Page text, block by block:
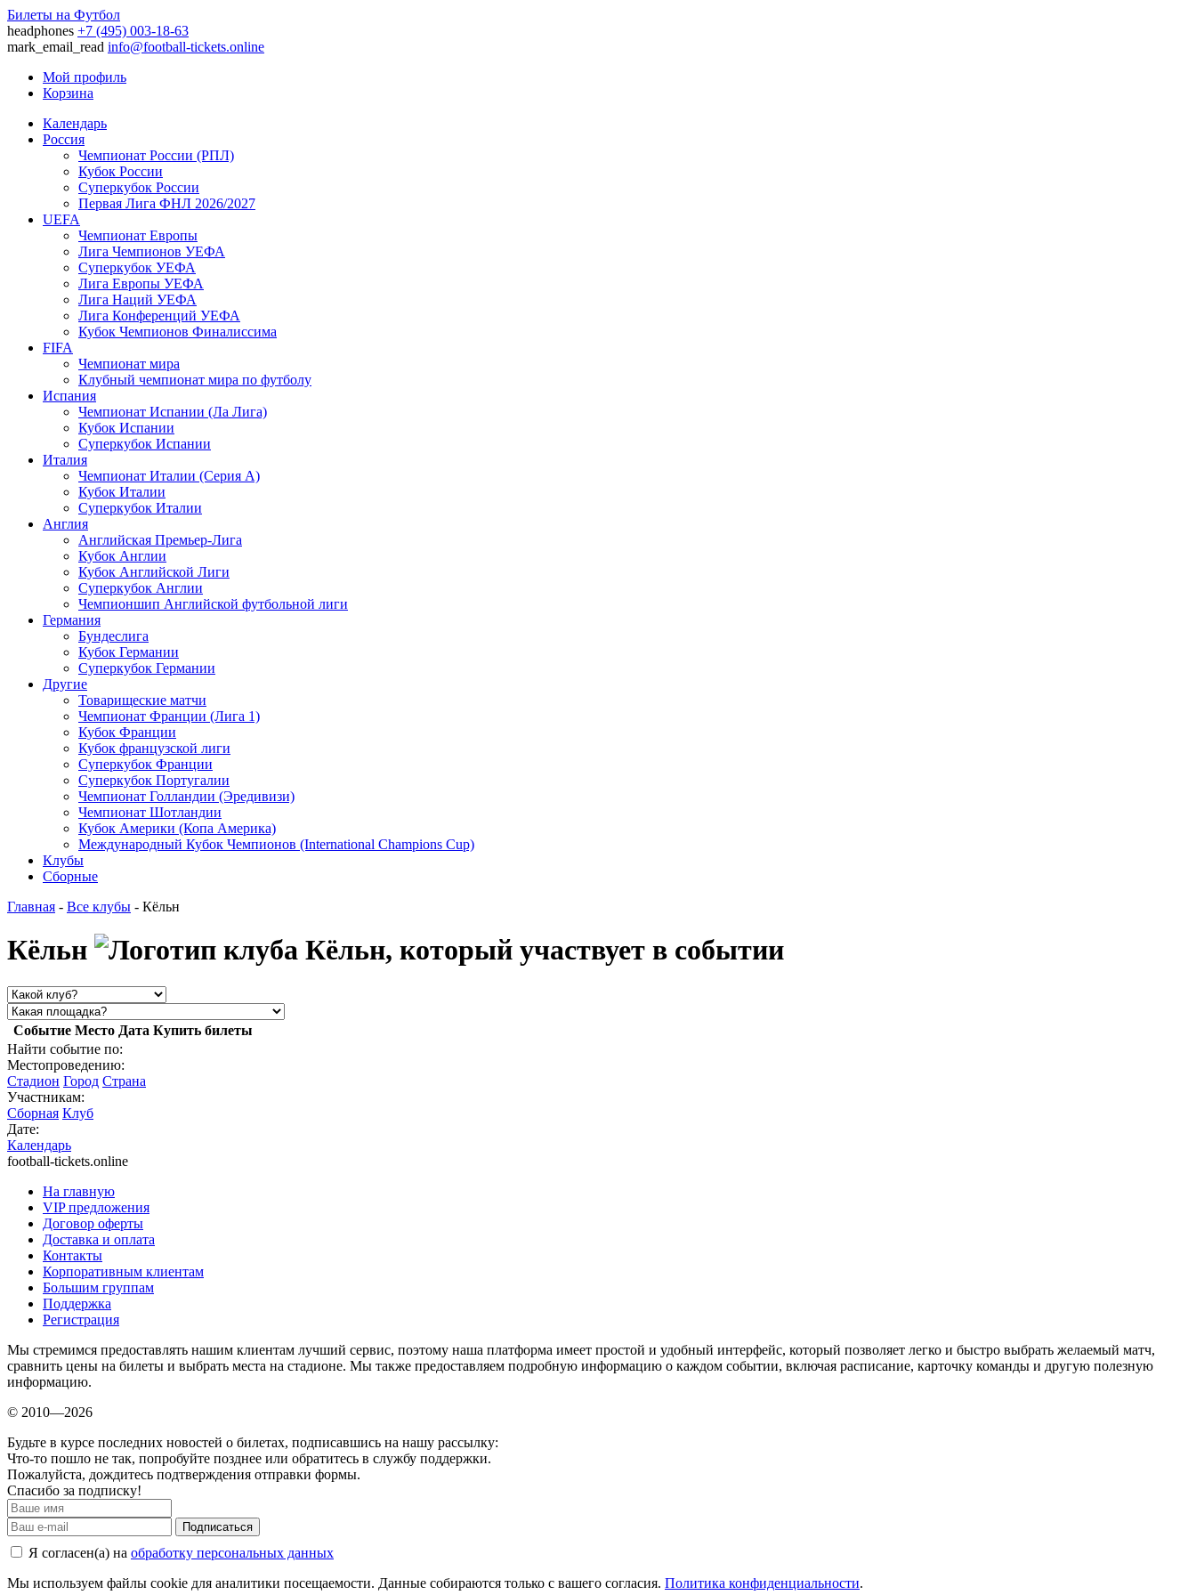
Билеты на Футбол
headphones +7 (495) 003-18-63
mark_email_read info@football-tickets.online
Мой профиль
Корзина
Календарь
Россия
Чемпионат России (РПЛ)
Кубок России
Суперкубок России
Первая Лига ФНЛ 2026/2027
UEFA
Чемпионат Европы
Лига Чемпионов УЕФА
Суперкубок УЕФА
Лига Европы УЕФА
Лига Наций УЕФА
Лига Конференций УЕФА
Кубок Чемпионов Финалиссима
FIFA
Чемпионат мира
Клубный чемпионат мира по футболу
Испания
Чемпионат Испании (Ла Лига)
Кубок Испании
Суперкубок Испании
Италия
Чемпионат Италии (Серия А)
Кубок Италии
Суперкубок Италии
Англия
Английская Премьер-Лига
Кубок Англии
Кубок Английской Лиги
Суперкубок Англии
Чемпионшип Английской футбольной лиги
Германия
Бундеслига
Кубок Германии
Суперкубок Германии
Другие
Товарищеские матчи
Чемпионат Франции (Лига 1)
Кубок Франции
Кубок французской лиги
Суперкубок Франции
Суперкубок Португалии
Чемпионат Голландии (Эредивизи)
Чемпионат Шотландии
Кубок Америки (Копа Америка)
Международный Кубок Чемпионов (International Champions Cup)
Клубы
Сборные
Главная - Все клубы - Кёльн
Кёльн
Событие Место Дата Купить билеты
Найти событие по:
Местопроведению:
Стадион Город Страна
Участникам:
Сборная Клуб
Дате:
Календарь
football-tickets.online
На главную
VIP предложения
Договор оферты
Доставка и оплата
Контакты
Корпоративным клиентам
Большим группам
Поддержка
Регистрация
Мы стремимся предоставлять нашим клиентам лучший сервис, поэтому наша платформа имеет простой и удобный интерфейс, который позволяет легко и быстро выбрать желаемый матч,
сравнить цены на билеты и выбрать места на стадионе. Мы также предоставляем подробную информацию о каждом событии, включая расписание, карточку команды и другую полезную
информацию.
© 2010—2026
Будьте в курсе последних новостей о билетах, подписавшись на нашу рассылку:
Что-то пошло не так, попробуйте позднее или обратитесь в службу поддержки.
Пожалуйста, дождитесь подтверждения отправки формы.
Спасибо за подписку!
Подписаться
Я согласен(а) на обработку персональных данных
Мы используем файлы cookie для аналитики посещаемости. Данные собираются только с вашего согласия. Политика конфиденциальности.